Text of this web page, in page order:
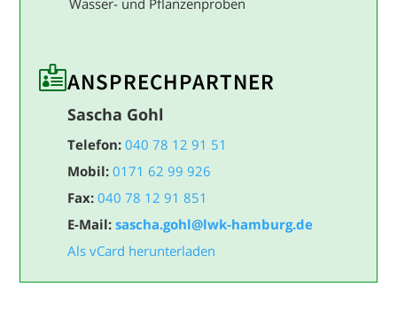
ANSPRECH­PARTNER
Sascha Gohl
Telefon: 040 78 12 91 51
Mobil: 0171 62 99 926
Fax: 040 78 12 91 851
E-Mail: sascha.gohl@lwk-hamburg.de
Als vCard herunterladen